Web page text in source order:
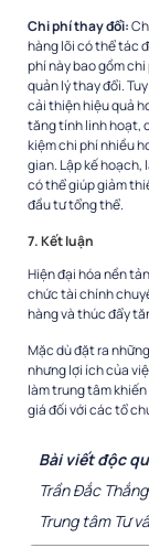
Chi phí thay đổi:
hàng lõi có thể tác
phí này bao gồm
quản lý thay đổi.
cải thiện hiệu quả
tăng tính linh hoạt,
kiệm chi phí nhiều
gian. Lập kế hoạch,
có thể giúp giảm
đầu tư tổng thể.
7. Kết luận
Hiện đại hóa nền
chức tài chính
hàng và thúc đẩy
Mặc dù đặt ra
nhưng lợi ích của
làm trung tâm
giá đối với các tổ
Bài viết độc
Trần Đắc
Trung tâm Tư